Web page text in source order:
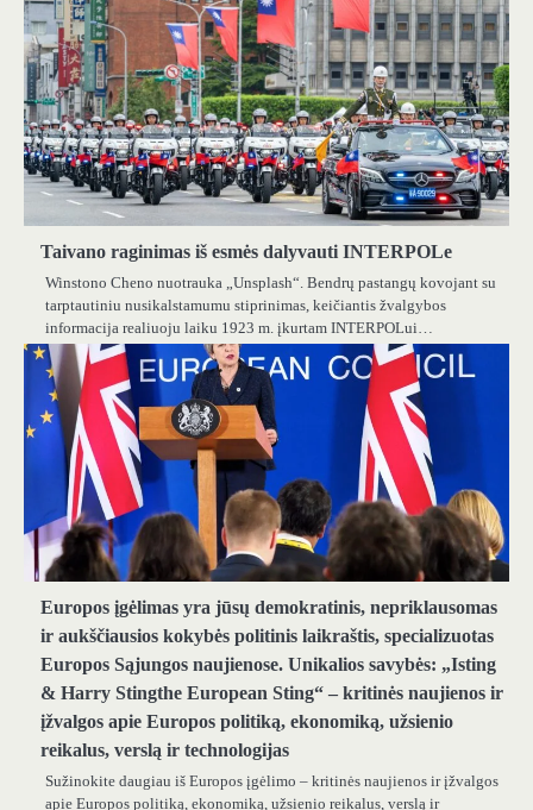
Taivano raginimas iš esmės dalyvauti INTERPOLe
Winstono Cheno nuotrauka „Unsplash“. Bendrų pastangų kovojant su
tarptautiniu nusikalstamumu stiprinimas, keičiantis žvalgybos
informacija realiuoju laiku 1923 m. įkurtam INTERPOLui…
Europos įgėlimas yra jūsų demokratinis, nepriklausomas
ir aukščiausios kokybės politinis laikraštis, specializuotas
Europos Sąjungos naujienose. Unikalios savybės: „Isting
& Harry Stingthe European Sting“ – kritinės naujienos ir
įžvalgos apie Europos politiką, ekonomiką, užsienio
reikalus, verslą ir technologijas
Sužinokite daugiau iš Europos įgėlimo – kritinės naujienos ir įžvalgos
apie Europos politiką, ekonomiką, užsienio reikalus, verslą ir